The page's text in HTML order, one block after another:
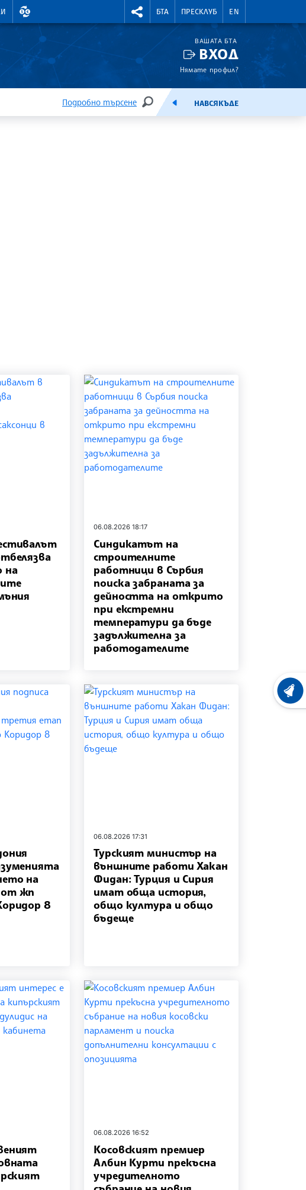
ВАЛУТНИ КУРСОВЕ RIGHTMENU.SOCIAL
БТА ПРЕСКЛУБ EN
ВАШАТА БТА
ВХОД
Нямате профил?
Подробно търсене
ТЪРСЕНЕЕМИСИЯНАВСЯКЪДЕ
на
06.08.2026 18:17
Синдикатът на
строителните
работници в Сърбия
поиска забраната за
дейността на открито
при екстремни
температури да бъде
задължителна за
работодателите
на
жп
8
06.08.2026 17:31
Турският министър на
външните работи Хакан
Фидан: Турция и Сирия
имат обща история,
общо култура и общо
бъдеще
06.08.2026 16:52
Косовският премиер
Албин Курти прекъсна
учредителното